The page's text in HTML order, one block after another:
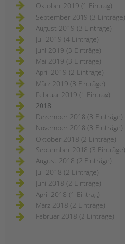
Oktober 2019 (1 Eintrag)
September 2019 (3 Einträge)
August 2019 (3 Einträge)
Juli 2019 (4 Einträge)
Juni 2019 (3 Einträge)
Mai 2019 (3 Einträge)
April 2019 (2 Einträge)
März 2019 (3 Einträge)
Februar 2019 (1 Eintrag)
2018
Dezember 2018 (3 Einträge)
November 2018 (3 Einträge)
Oktober 2018 (2 Einträge)
September 2018 (3 Einträge)
August 2018 (2 Einträge)
Juli 2018 (2 Einträge)
Juni 2018 (2 Einträge)
April 2018 (1 Eintrag)
März 2018 (2 Einträge)
Februar 2018 (2 Einträge)